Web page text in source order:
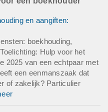
en aangiften:
boekhouding,
Hulp voor het
2025 van een echtpaar met
een eenmanszaak dat
of zakelijk? Particulier